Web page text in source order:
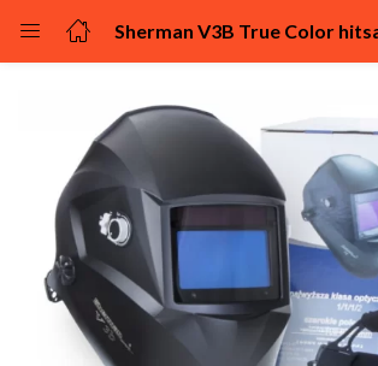
KIRJAUDU
Kirjaudu sisään käyttäjätunnuksella ja
Muista minut